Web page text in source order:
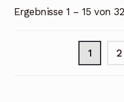
Ergebnisse 1 – 15 von
1 2